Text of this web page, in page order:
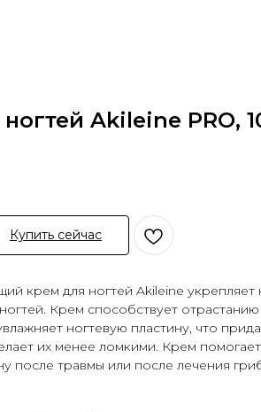
Akileine PRO,
Купить сейчас
крем для ногтей Akileine укрепляет
Крем способствует
ногтевую пластину, что
их менее ломкими. Крем
после травмы или после лечения